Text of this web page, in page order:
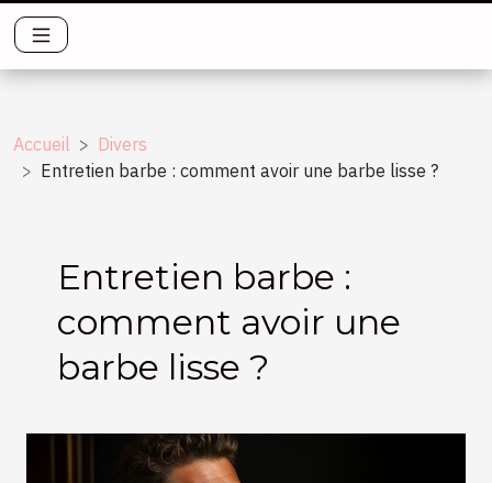
Accueil
Divers
Entretien barbe : comment avoir une barbe lisse ?
Entretien barbe :
comment avoir une
barbe lisse ?